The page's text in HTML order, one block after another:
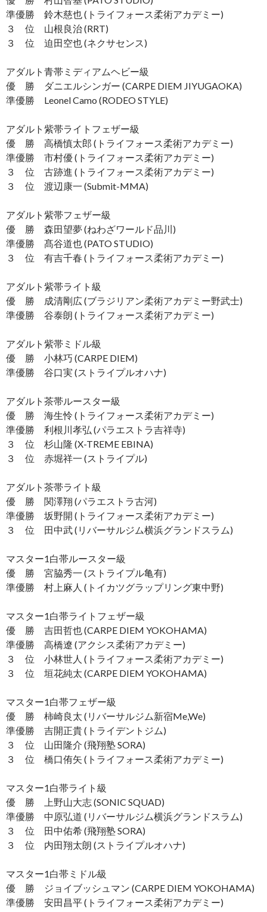
準優勝 鈴木慈也 (トライフォース柔術アカデミー)
３ 位 山根良治 (RRT)
３ 位 迫田空也 (ネクサセンス)
アダルト青帯ミディアムヘビー級
優 勝 ダニエルシンガー (CARPE DIEM JIYUGAOKA)
準優勝 Leonel Camo (RODEO STYLE)
アダルト紫帯ライトフェザー級
優 勝 高橋慎太郎 (トライフォース柔術アカデミー)
準優勝 市村優 (トライフォース柔術アカデミー)
３ 位 古跡進 (トライフォース柔術アカデミー)
３ 位 渡辺康一 (Submit-MMA)
アダルト紫帯フェザー級
優 勝 森田望夢 (ねわざワールド品川)
準優勝 髙谷道也 (PATO STUDIO)
３ 位 有吉千春 (トライフォース柔術アカデミー)
アダルト紫帯ライト級
優 勝 成清剛広 (ブラジリアン柔術アカデミー野武士)
準優勝 谷泰朗 (トライフォース柔術アカデミー)
アダルト紫帯ミドル級
優 勝 小林巧 (CARPE DIEM)
準優勝 谷口実 (ストライプルオハナ)
アダルト茶帯ルースター級
優 勝 海生怜 (トライフォース柔術アカデミー)
準優勝 利根川孝弘 (パラエストラ吉祥寺)
３ 位 杉山隆 (X-TREME EBINA)
３ 位 赤堀祥一 (ストライプル)
アダルト茶帯ライト級
優 勝 関澤翔 (パラエストラ古河)
準優勝 坂野開 (トライフォース柔術アカデミー)
３ 位 田中武 (リバーサルジム横浜グランドスラム)
マスター1白帯ルースター級
優 勝 宮脇秀一 (ストライプル亀有)
準優勝 村上麻人 (トイカツグラップリング東中野)
マスター1白帯ライトフェザー級
優 勝 吉田哲也 (CARPE DIEM YOKOHAMA)
準優勝 高橋遼 (アクシス柔術アカデミー)
３ 位 小林世人 (トライフォース柔術アカデミー)
３ 位 垣花純太 (CARPE DIEM YOKOHAMA)
マスター1白帯フェザー級
優 勝 柿崎良太 (リバーサルジム新宿Me,We)
準優勝 吉開正貴 (トライデントジム)
３ 位 山田隆介 (飛翔塾 SORA)
３ 位 橋口侑矢 (トライフォース柔術アカデミー)
マスター1白帯ライト級
優 勝 上野山大志 (SONIC SQUAD)
準優勝 中原弘道 (リバーサルジム横浜グランドスラム)
３ 位 田中佑希 (飛翔塾 SORA)
３ 位 内田翔太朗 (ストライプルオハナ)
マスター1白帯ミドル級
優 勝 ジョイブッシュマン (CARPE DIEM YOKOHAMA)
準優勝 安田昌平 (トライフォース柔術アカデミー)